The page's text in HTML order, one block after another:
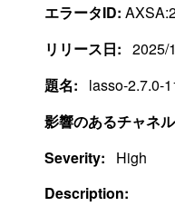
エラータID:
リリース日: 2025/
題名:
lasso-2.7.0-
影響のあるチャネ
Severity:
High
Description: